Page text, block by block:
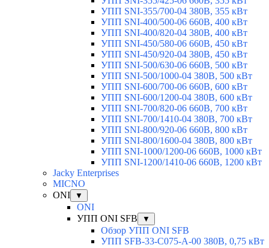
УПП SNI-355/700-04 380В, 355 кВт
УПП SNI-400/500-06 660В, 400 кВт
УПП SNI-400/820-04 380В, 400 кВт
УПП SNI-450/580-06 660В, 450 кВт
УПП SNI-450/920-04 380В, 450 кВт
УПП SNI-500/630-06 660В, 500 кВт
УПП SNI-500/1000-04 380В, 500 кВт
УПП SNI-600/700-06 660В, 600 кВт
УПП SNI-600/1200-04 380В, 600 кВт
УПП SNI-700/820-06 660В, 700 кВт
УПП SNI-700/1410-04 380В, 700 кВт
УПП SNI-800/920-06 660В, 800 кВт
УПП SNI-800/1600-04 380В, 800 кВт
УПП SNI-1000/1200-06 660В, 1000 кВт
УПП SNI-1200/1410-06 660В, 1200 кВт
Jacky Enterprises
MICNO
ONI
▼
ONI
УПП ONI SFB
▼
Обзор УПП ONI SFB
УПП SFB-33-C075-A-00 380В, 0,75 кВт